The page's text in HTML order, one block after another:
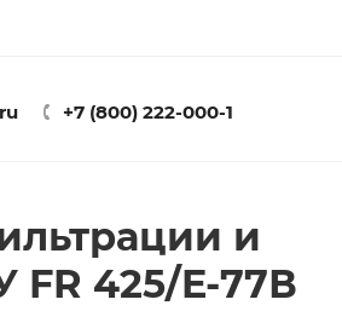
+7 (800) 222-000-1
и
425/E-77В